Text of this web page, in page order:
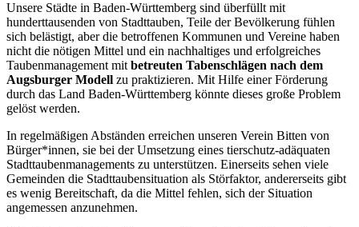
Unsere Städte in Baden-Württemberg sind überfüllt mit
hunderttausenden von Stadttauben, Teile der Bevölkerung fühlen
sich belästigt, aber die betroffenen Kommunen und Vereine haben
nicht die nötigen Mittel und ein nachhaltiges und erfolgreiches
Taubenmanagement mitbetreuten Tabenschlägen nach dem
Augsburger Modell zu praktizieren. Mit Hilfe einer Förderung
durch das Land Baden-Württemberg könnte dieses große Problem
gelöst werden.
In regelmäßigen Abständen erreichen unseren Verein Bitten von
Bürger*innen, sie bei der Umsetzung eines tierschutz-adäquaten
Stadttaubenmanagements zu unterstützen. Einerseits sehen viele
Gemeinden die Stadttaubensituation als Störfaktor, andererseits gibt
es wenig Bereitschaft, da die Mittel fehlen, sich der Situation
angemessen anzunehmen.